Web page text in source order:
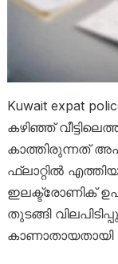
Kuwait expat
കഴിഞ്ഞ്
കാത്തിരുന്നത്
ഫ്ലാറ്റിൽ
ഇലക്ട്രോണിക്
തുടങ്ങി